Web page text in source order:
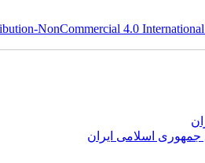
NonCommercial 4.0
اسلامی ایران